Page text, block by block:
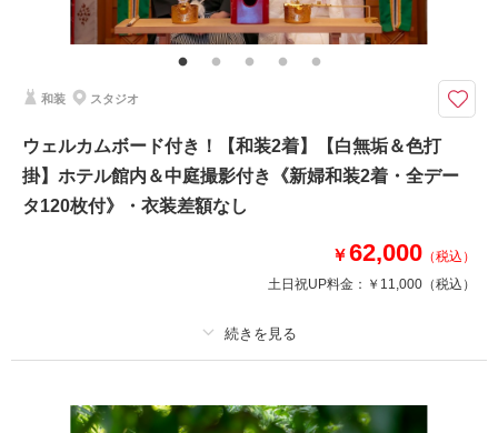
ご新婦様ヘアスタイルは洋髪orかつら綿帽子orかつら角隠し（新婦衣裳は差
額なしで選べます ホテル館内撮影使用料（神殿使用料）含む
ウェルカムボード特典付き！◎前撮りやフォトウェディングに！ホテル内で
の神殿＆緑あふれる中庭での撮影
●新郎新婦和装各１着
●ご新婦様は白無垢・色打掛・黒引振袖より1点
●撮影場所：ホテル館内（神殿・中庭付）
●データ80カット
和装 スタジオ
ウェルカムボード付き！【和装2着】【白無垢＆色打
掛】ホテル館内＆中庭撮影付き《新婦和装2着・全デー
タ120枚付》・衣装差額なし
￥62,000 （税込）
土日祝UP料金： ￥11,000 （税込）
撮影料 新婦衣装2着